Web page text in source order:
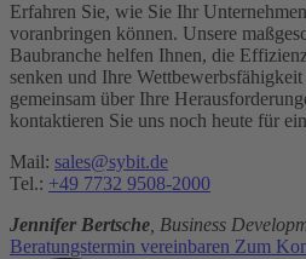
Erfahren Sie, wie Sie Ihr
voranbringen können. Unsere
Baubranche helfen Ihnen, die
senken und Ihre
gemeinsam über Ihre
kontaktieren Sie uns noch heute für
Mail: sales@sybit.de
Tel.: +49 7732 9508-2000
Jennifer Bertsche, Business
Beratungstermin vereinbaren Zum